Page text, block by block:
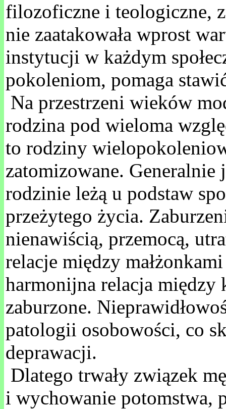
filozoficzne i teologiczne,
nie zaatakowała wprost
instytucji w każdym
pokoleniom, pomaga
Na przestrzeni wieków
rodzina pod wieloma
to rodziny
zatomizowane. Generalnie
rodzinie leżą u podstaw
przeżytego życia.
nienawiścią, przemocą,
relacje między
harmonijna relacja między
zaburzone.
patologii osobowości, co
deprawacji.
Dlatego trwały związek
i wychowanie potomstwa,